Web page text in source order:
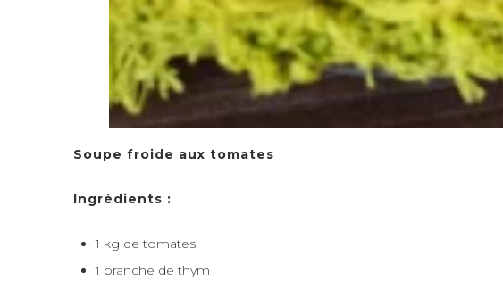
Soupe froide aux tomates
Ingrédients :
1 kg de tomates
1 branche de thym